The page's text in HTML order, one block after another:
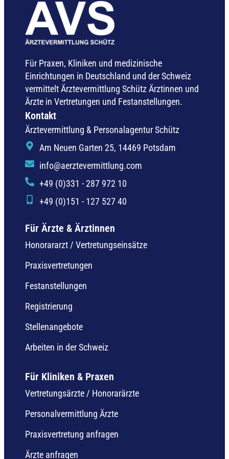
Für Praxen, Kliniken und medizinische
Einrichtungen in Deutschland und der Schweiz
vermittelt Ärztevermittlung Schütz Ärztinnen und
Ärzte in Vertretungen und Festanstellungen.
Für Ärzte & Ärztinnen
Honorararzt / Vertretungseinsätze
Praxisvertretungen
Festanstellungen
Registrierung
Stellenangebote
Arbeiten in der Schweiz
Für Kliniken & Praxen
Vertretungsärzte / Honorarärzte
Personalvermittlung Ärzte
Praxisvertretung anfragen
Ärzte anfragen
Kontakt
Ärztevermittlung & Personalagentur Schütz
Am Neuen Garten 25, 14469 Potsdam
info@aerztevermittlung.com
+49 (0)331 - 287 972 10
+49 (0)151 - 127 527 40